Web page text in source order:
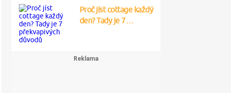
Proč jíst cottage každý
den? Tady je 7…